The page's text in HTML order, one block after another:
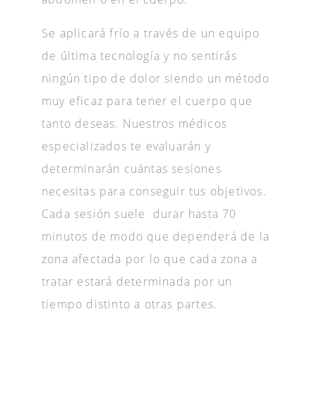
Se aplicará frío a través de un equipo
de última tecnología y no sentirás
ningún tipo de dolor siendo un método
muy eficaz para tener el cuerpo que
tanto deseas. Nuestros médicos
especializados te evaluarán y
determinarán cuántas sesiones
necesitas para conseguir tus objetivos.
Cada sesión suele durar hasta 70
minutos de modo que dependerá de la
zona afectada por lo que cada zona a
tratar estará determinada por un
tiempo distinto a otras partes.